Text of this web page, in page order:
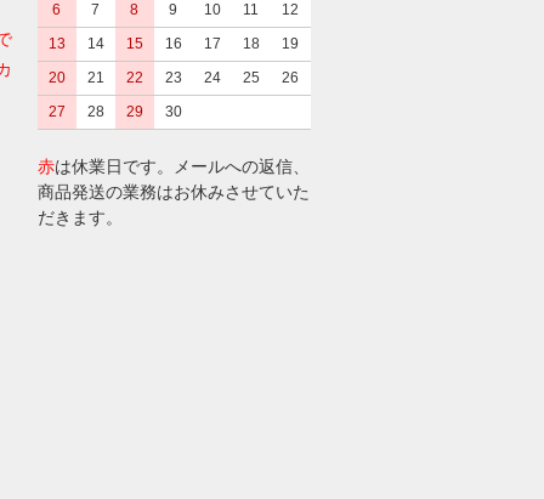
6
7 8 9 10 11
12
13
14 15 16 17 18
19
20
21 22 23 24 25
26
27
28 29 30
赤は休業日です。メールへの返信、
商品発送の業務はお休みさせていた
だきます。